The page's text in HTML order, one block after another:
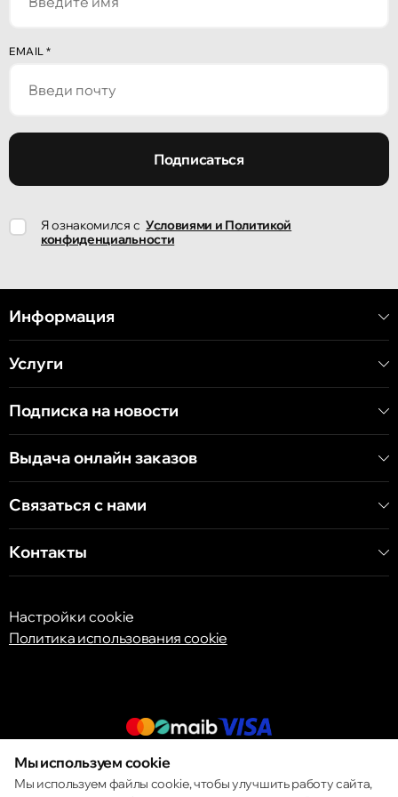
улица Ион Крянгэ, 78
Кишинёв
Хынчештское шоссе, 60/4
бульвар Дечебал, 139
EMAIL *
Подписаться
Я ознакомился с Условиями и Политикой
конфиденциальности
Информация
Услуги
Подписка на новости
Выдача онлайн заказов
Связаться с нами
Контакты
Настройки cookie
Политика использования cookie
© 2013 – 2026 ECOM
Мы используем cookie
Мы используем файлы cookie, чтобы улучшить работу сайта,